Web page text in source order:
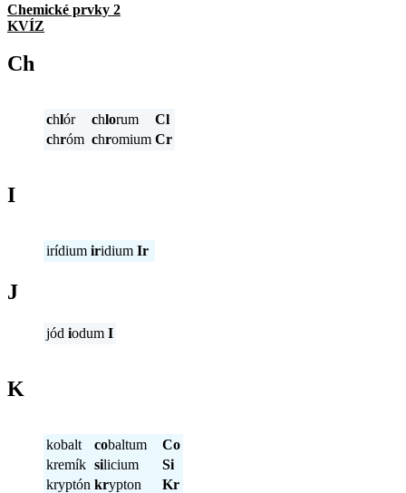
Chemické prvky 2
KVÍZ
Ch
chlór chlorum
Cl
chróm chromium Cr
I
irídium iridium Ir
J
jód iodum I
K
kobalt cobaltum
Co
kremík silicium
Si
kryptón krypton
Kr